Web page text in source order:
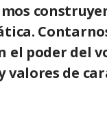
poder del
de